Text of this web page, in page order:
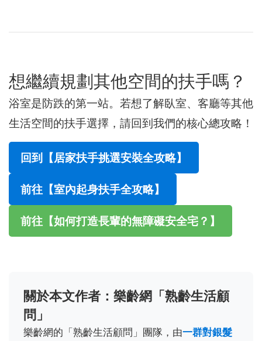
想繼續規劃其他空間的扶手嗎？
浴室是防跌的第一站。若想了解臥室、客廳等其他
生活空間的扶手選擇，請回到我們的核心總攻略！
回到【居家扶手挑選安裝全攻略】
前往【室內起身扶手全攻略】
前往【如何打造長輩的無障礙安全宅？】
關於本文作者：樂齡網「熟齡生活顧
問」
樂齡網的「熟齡生活顧問」團隊，由一群對銀髮